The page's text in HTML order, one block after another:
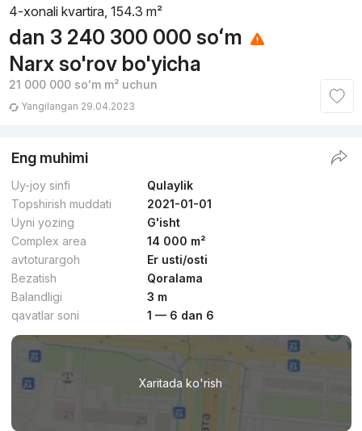
4-xonali kvartira, 154.3 m²
dan 3 240 300 000 soʻm
Narx so'rov bo'yicha
21 000 000 soʻmm² uchun
Yangilangan 29.04.2023
Eng muhimi
Uy-joy sinfi
Qulaylik
Topshirish muddati
2021-01-01
Uyni yozing
G'isht
Complex area
14 000 m²
avtoturargoh
Er usti/osti
Bezatish
Qoralama
Balandligi
3 m
qavatlar soni
1 — 6 dan 6
Xaritada ko'rish